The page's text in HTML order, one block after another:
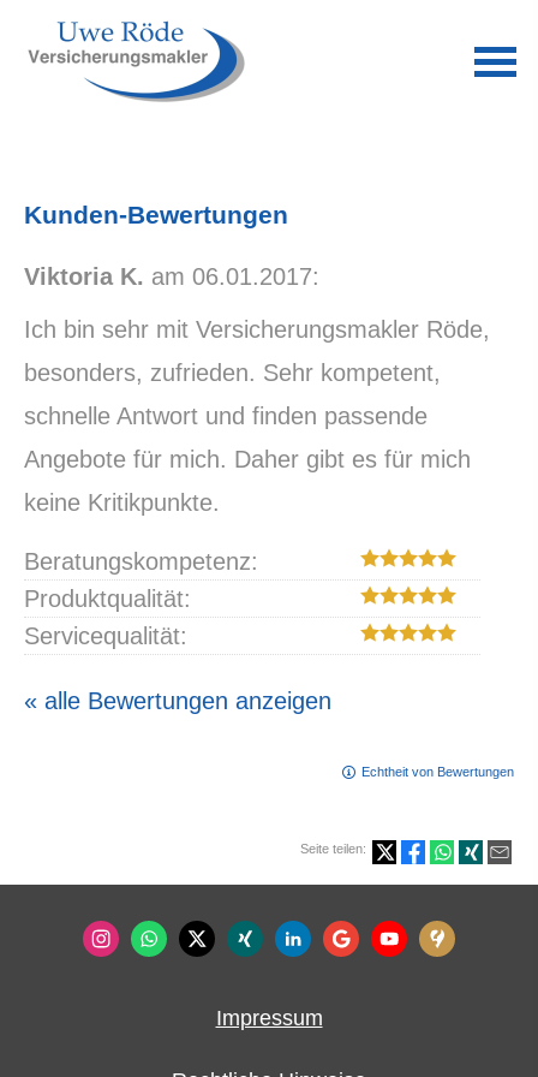
Kunden-Bewertungen
Viktoria K. am 06.01.2017:
Ich bin sehr mit Ver­sicherungs­makler Röde,
besonders, zufrieden. Sehr kompetent,
schnelle Antwort und finden passende
Angebote für mich. Daher gibt es für mich
keine Kritikpunkte.
Beratungskompetenz:
Produktqualität:
Servicequalität:
« alle Bewertungen anzeigen
Echtheit von Bewertungen
Seite teilen:
Impressum